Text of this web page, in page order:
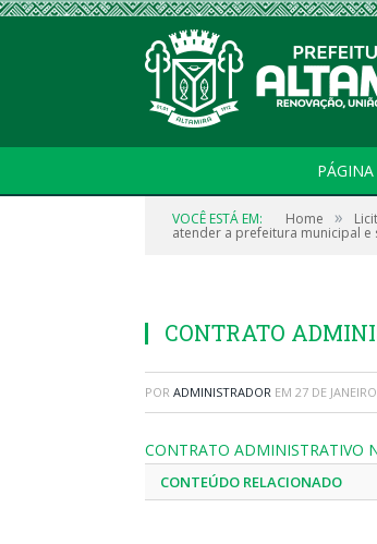
VOCÊ ESTÁ EM: Home »
atender a prefeitura municipal e
CONTRATO
POR ADMINISTRADOR EM 27 DE
CONTRATO ADMINISTRATIVO
CONTEÚDO RELACIONADO